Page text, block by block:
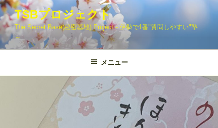
コ
ン
テ
ン
ツ
ス
TSBプロジェクト
The Secret Base(秘密基地) Project～伊勢で1番"質問しやすい"塾
～
メニュー